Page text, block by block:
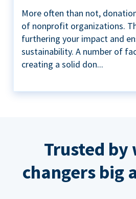
More often than not,
of nonprofit organizations.
furthering your impact and
sustainability. A number of
creating a solid don...
Trusted by
changers big